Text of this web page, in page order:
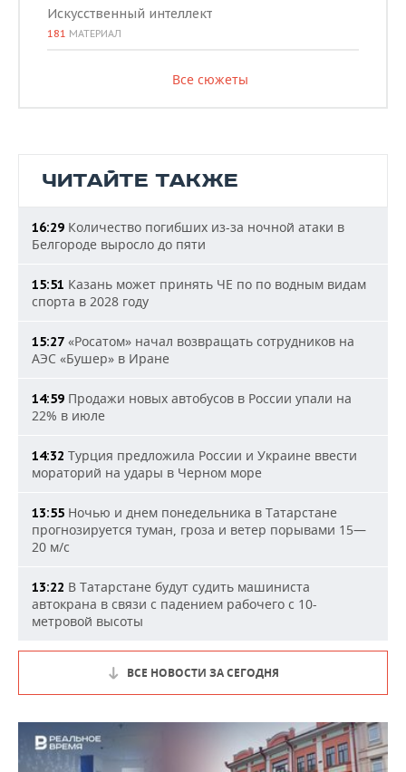
Искусственный интеллект
181 МАТЕРИАЛ
Все сюжеты
ЧИТАЙТЕ ТАКЖЕ
16:29 Количество погибших из-за ночной атаки в
Белгороде выросло до пяти
15:51 Казань может принять ЧЕ по по водным видам
спорта в 2028 году
15:27 «Росатом» начал возвращать сотрудников на
АЭС «Бушер» в Иране
14:59 Продажи новых автобусов в России упали на
22% в июле
14:32 Турция предложила России и Украине ввести
мораторий на удары в Черном море
13:55 Ночью и днем понедельника в Татарстане
прогнозируется туман, гроза и ветер порывами 15—
20 м/с
13:22 В Татарстане будут судить машиниста
автокрана в связи с падением рабочего с 10-
метровой высоты
ВСЕ НОВОСТИ ЗА СЕГОДНЯ